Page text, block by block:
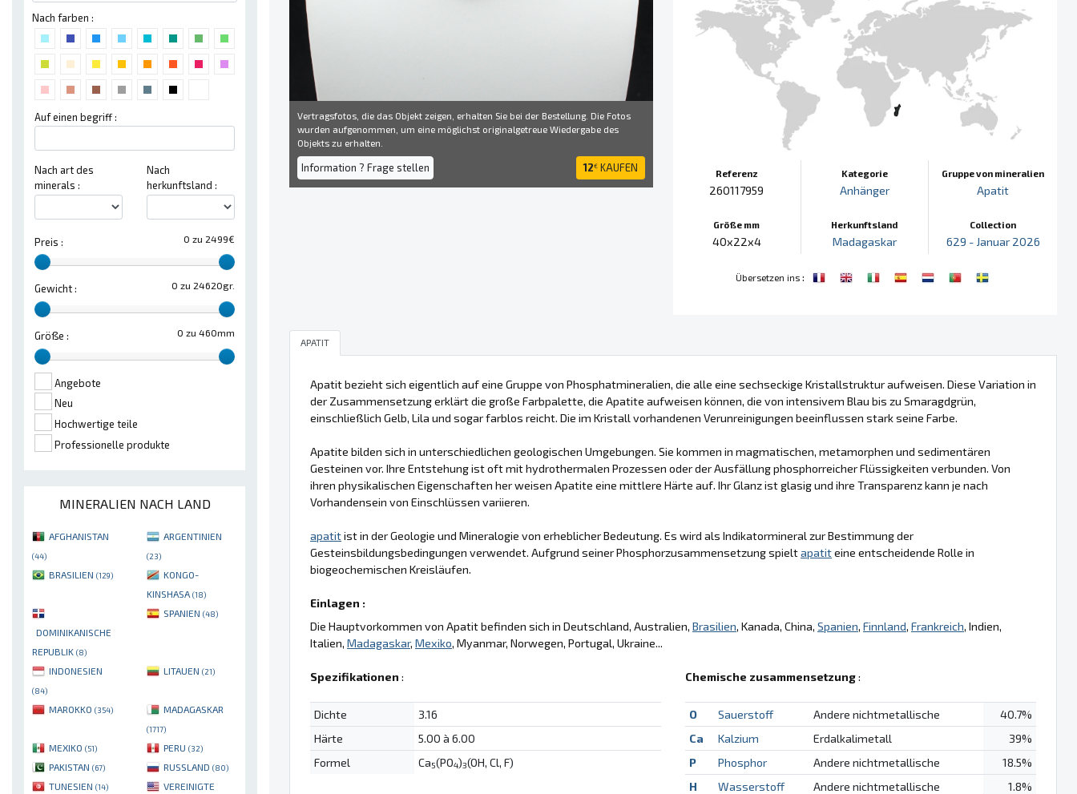
Nach farben :
Auf einen begriff :
Nach art des
minerals :
Nach
herkunftsland :
0 zu 2499€
Preis :
0 zu 24620gr.
Gewicht :
0 zu 460mm
Größe :
Angebote
Neu
Hochwertige teile
Professionelle produkte
MINERALIEN NACH LAND
AFGHANISTAN
(44)
ARGENTINIEN
(23)
BRASILIEN (129)
KONGO-
KINSHASA (18)
DOMINIKANISCHE
REPUBLIK (8)
SPANIEN (48)
INDONESIEN
(84)
LITAUEN (21)
MAROKKO (354) MADAGASKAR
(1717)
MEXIKO (51) PERU (32)
PAKISTAN (67) RUSSLAND (80)
TUNESIEN (14)
VEREINIGTE
Vertragsfotos, die das Objekt zeigen, erhalten Sie bei der Bestellung. Die Fotos
wurden aufgenommen, um eine möglichst originalgetreue Wiedergabe des
Objekts zu erhalten.
Information ? Frage stellen 12€ KAUFEN Referenz
260117959
Größe mm
40x22x4
Kategorie
Anhänger
Herkunftsland
Madagaskar
Gruppe von mineralien
Apatit
Collection
629 - Januar 2026
Übersetzen ins :
APATIT
Apatit bezieht sich eigentlich auf eine Gruppe von Phosphatmineralien, die alle eine sechseckige Kristallstruktur aufweisen. Diese Variation in
der Zusammensetzung erklärt die große Farbpalette, die Apatite aufweisen können, die von intensivem Blau bis zu Smaragdgrün,
einschließlich Gelb, Lila und sogar farblos reicht. Die im Kristall vorhandenen Verunreinigungen beeinflussen stark seine Farbe.
Apatite bilden sich in unterschiedlichen geologischen Umgebungen. Sie kommen in magmatischen, metamorphen und sedimentären
Gesteinen vor. Ihre Entstehung ist oft mit hydrothermalen Prozessen oder der Ausfällung phosphorreicher Flüssigkeiten verbunden. Von
ihren physikalischen Eigenschaften her weisen Apatite eine mittlere Härte auf. Ihr Glanz ist glasig und ihre Transparenz kann je nach
Vorhandensein von Einschlüssen variieren.
apatitist in der Geologie und Mineralogie von erheblicher Bedeutung. Es wird als Indikatormineral zur Bestimmung der
Gesteinsbildungsbedingungen verwendet. Aufgrund seiner Phosphorzusammensetzung spieltapatiteine entscheidende Rolle in
biogeochemischen Kreisläufen.
Einlagen :
Die Hauptvorkommen von Apatit befinden sich in Deutschland, Australien, Brasilien, Kanada, China, Spanien, Finnland, Frankreich, Indien,
Italien, Madagaskar, Mexiko, Myanmar, Norwegen, Portugal, Ukraine...
Spezifikationen :
Dichte
3.16
Härte
5.00 à 6.00
Formel
Ca5(PO4)3(OH, Cl, F)
Chemische zusammensetzung:
O Sauerstoff Andere nichtmetallische
40.7%
Ca
Kalzium Erdalkalimetall
39%
P
Phosphor Andere nichtmetallische
18.5%
H
Wasserstoff Andere nichtmetallische
1.8%